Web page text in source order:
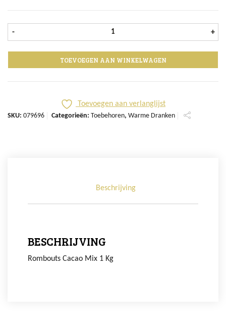
- Rombouts Cacao Mix 1 Kg aantal
+
TOEVOEGEN AAN WINKELWAGEN
Toevoegen aan verlanglijst
SKU: 079696 Categorieën: Toebehoren, Warme Dranken
Beschrijving
BESCHRIJVING
Rombouts Cacao Mix 1 Kg